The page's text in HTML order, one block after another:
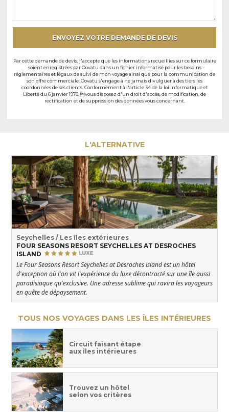
ENVOYEZ VOTRE DEMANDE DE DEVIS
Par cette demande de devis, j'accepte que les informations recueillies sur ce formulaire
soient enregistrées par Oovatu dans un fichier informatisé pour les besoins
réglementaires et légaux de suivi de mon voyage ainsi que pour la communication de
son offre commerciale. Oovatu s'engage à ne jamais divulguer à des tiers les
coordonnées de ses clients. Conformément à l'article 34 de la loi Informatique et
Liberté du 6 janvier 1978, vous disposez d'un droit d'accès, de modification, de
rectification et de suppression des données vous concernant.
L'ALTERNATIVE
Seychelles / Les îles extérieures
FOUR SEASONS RESORT SEYCHELLES AT DESROCHES
ISLAND
Le Four Seasons Resort Seychelles at Desroches Island est un hôtel
d'exception où l'on vit l'expérience du luxe décontracté sur une île aussi
paradisiaque qu'exclusive. Une adresse sublime qui ravira les voyageurs
en quête de dépaysement.
TOUS NOS VOYAGES DANS LES ÎLES INTÉRIEURES
Circuit faisant étape
aux îles intérieures
Trouvez un hôtel
selon vos critères